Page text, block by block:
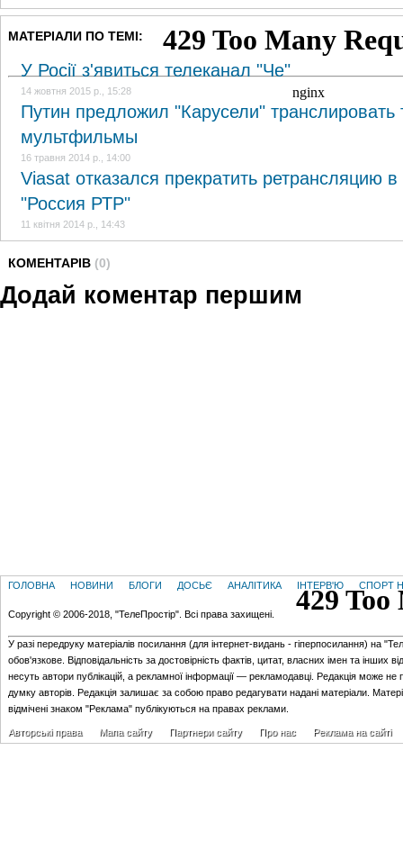
МАТЕРІАЛИ ПО ТЕМІ:
У Росії з'явиться телеканал "Че"
14 жовтня 2015 р., 15:28
Путин предложил "Карусели" транслировать
мультфильмы
16 травня 2014 р., 14:00
Viasat отказался прекратить ретрансляцию
"Россия РТР"
11 квітня 2014 р., 14:43
КОМЕНТАРІВ (0)
Додай коментар першим
ГОЛОВНА НОВИНИ БЛОГИ ДОСЬЄ АНАЛІТИКА ІНТЕРВ'Ю СПОРТ
Copyright © 2006-2018, "ТелеПростір". Всі права захищені.
У разі передруку матеріалів посилання (для iнтернет-видань - гiперпосилання) на
обов'язкове. Відповідальність за достовірність фактів, цитат, власних імен та інших
несуть автори публікацій, а рекламної інформації — рекламодавці. Редакція може не
думку авторів. Редакція залишає за собою право редагувати надані матеріали.
відмічені знаком "Реклама" публікуються на правах реклами.
Авторські права Мапа сайту Партнери сайту Про нас Реклама на сайті